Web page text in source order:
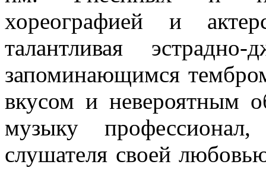
хореографией и
талантливая
запоминающимся
вкусом и невероятным
музыку
слушателя своей